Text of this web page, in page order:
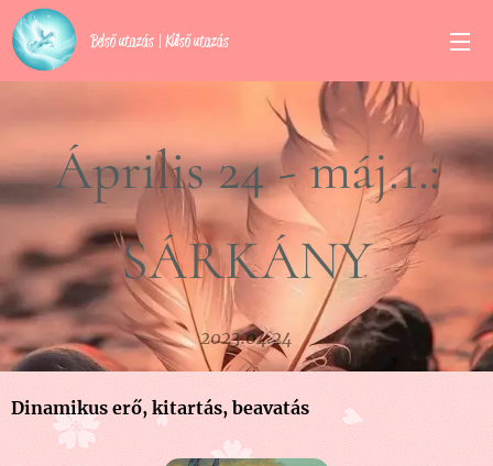
Belső utazás | Külső utazás
Április 24 - máj.1.:
SÁRKÁNY
2023.04.24
Dinamikus erő, kitartás, beavatás